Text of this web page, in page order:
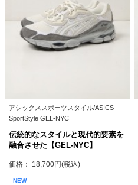
アシックススポーツスタイル/ASICS
SportStyle GEL-NYC
伝統的なスタイルと現代的要素を
融合させた【GEL-NYC】
価格： 18,700円(税込)
NEW